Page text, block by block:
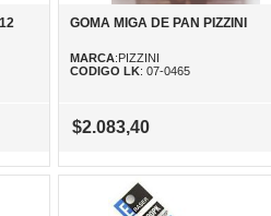
GOMA MIGA DE PAN PIZZINI
MARCA:PIZZINI
CODIGO LK: 07-0465
$2.083,40